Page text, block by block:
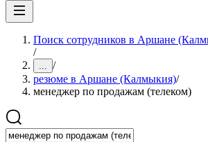
Поиск сотрудников в Аршане
/
... /
резюме в Аршане (Калмыкия)/
менеджер по продажам (телеком)